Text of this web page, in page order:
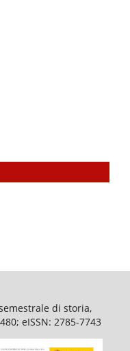
di storia,
eISSN: 2785-7743